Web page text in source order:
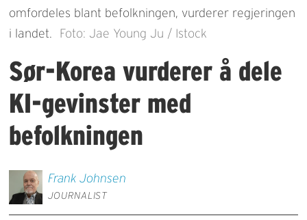
omfordeles blant befolkningen, vurderer regjeringen
i landet.
Foto: Jae Young Ju / Istock
Sør-Korea vurderer å dele
KI-gevinster med
befolkningen
Frank Johnsen
JOURNALIST